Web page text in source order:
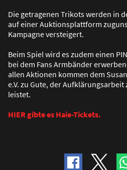
Die getragenen Trikots werden in
auf einer Auktionsplattform
Kampagne versteigert.
Beim Spiel wird es zudem einen
bei dem Fans Armbänder
allen Aktionen kommen dem
e.V. zu Gute, der
leistet.
HIER gibte es Haie-Tickets.